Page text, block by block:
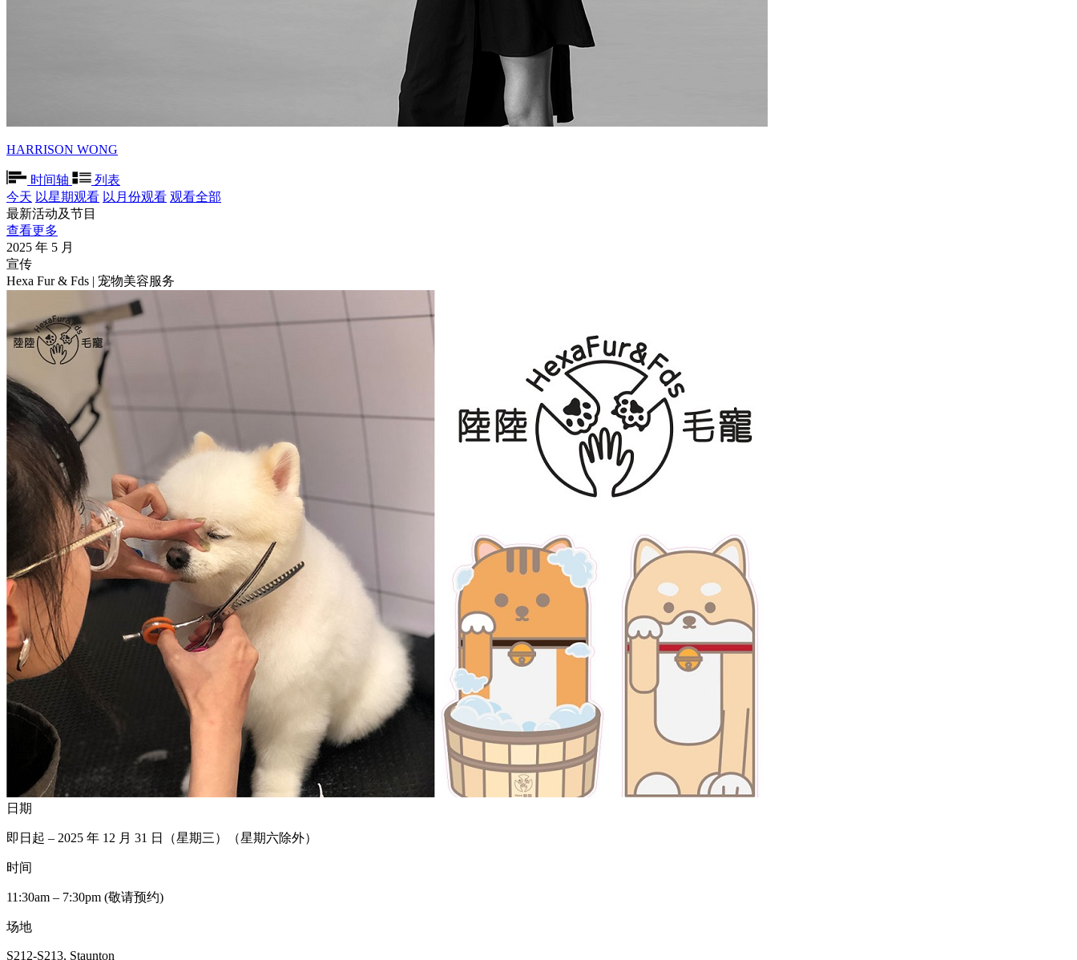
HARRISON WONG
时间轴
列表
今天 以星期观看 以月份观看 观看全部
最新活动及节目
查看更多
2025 年 5 月
宣传
Hexa Fur & Fds | 宠物美容服务
日期
即日起 – 2025 年 12 月 31 日（星期三）（星期六除外）
时间
11:30am – 7:30pm (敬请预约)
场地
S212-S213, Staunton